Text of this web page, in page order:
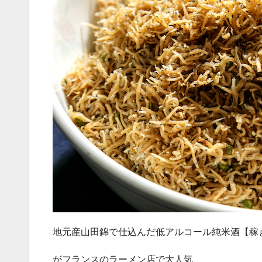
地元産山田錦で仕込んだ低アルコール純米酒【稼
がフランスのラーメン店で大人気